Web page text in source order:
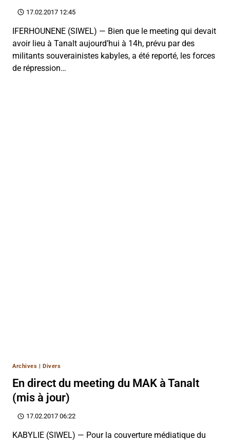
17.02.2017 12:45
IFERHOUNENE (SIWEL) — Bien que le meeting qui devait
avoir lieu à Tanalt aujourd’hui à 14h, prévu par des
militants souverainistes kabyles, a été reporté, les forces
de répression…
Archives |Divers
En direct du meeting du MAK à Tanalt
(mis à jour)
17.02.2017 06:22
KABYLIE (SIWEL) — Pour la couverture médiatique du